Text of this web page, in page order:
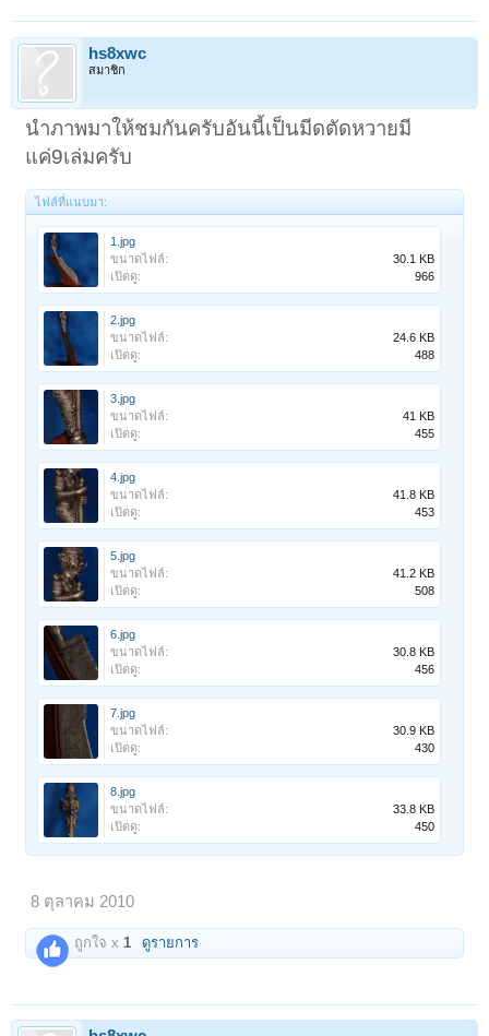
hs8xwc
สมาชิก
นำภาพมาให้ชมกันครับอันนี้เป็นมีดตัดหวายมี
แค่9เล่มครับ
ไฟล์ที่แนบมา:
1.jpg
ขนาดไฟล์:
30.1 KB
เปิดดู:
966
2.jpg
ขนาดไฟล์:
24.6 KB
เปิดดู:
488
3.jpg
ขนาดไฟล์:
41 KB
เปิดดู:
455
4.jpg
ขนาดไฟล์:
41.8 KB
เปิดดู:
453
5.jpg
ขนาดไฟล์:
41.2 KB
เปิดดู:
508
6.jpg
ขนาดไฟล์:
30.8 KB
เปิดดู:
456
7.jpg
ขนาดไฟล์:
30.9 KB
เปิดดู:
430
8.jpg
ขนาดไฟล์:
33.8 KB
เปิดดู:
450
8 ตุลาคม 2010
ถูกใจ x 1 ดูรายการ